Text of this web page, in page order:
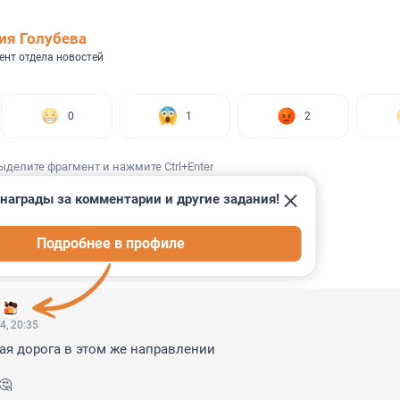
Голубева
отдела новостей
0 1 2
фрагмент и нажмите Ctrl+Enter
2
за комментарии и другие задания!
Подробнее в профиле
20:35
дорога в этом же направлении